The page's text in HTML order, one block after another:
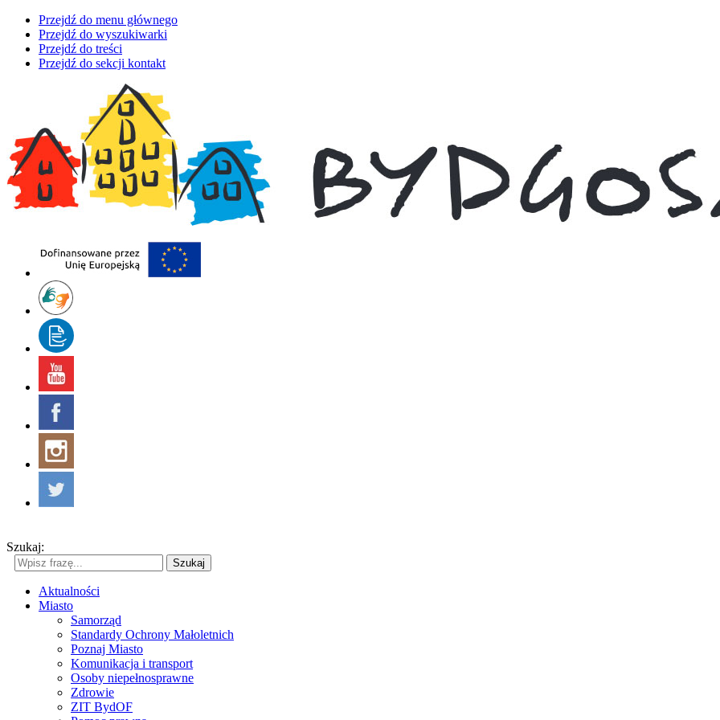
Przejdź do menu głównego
Przejdź do wyszukiwarki
Przejdź do treści
Przejdź do sekcji kontakt
Szukaj:
Szukaj
Aktualności
Miasto
Samorząd
Standardy Ochrony Małoletnich
Poznaj Miasto
Komunikacja i transport
Osoby niepełnosprawne
Zdrowie
ZIT BydOF